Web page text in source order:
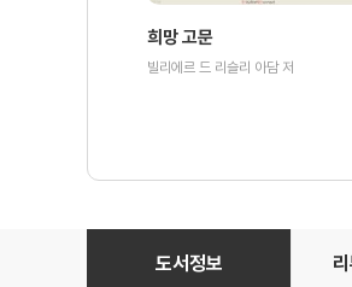
희망 고문
빌리에르 드 리슬리 아담 저
잃어버린 방도서정보